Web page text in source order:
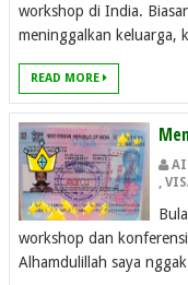
workshop di India.
meninggalkan keluarga,
READ MORE
AI
,
workshop dan
Alhamdulillah saya